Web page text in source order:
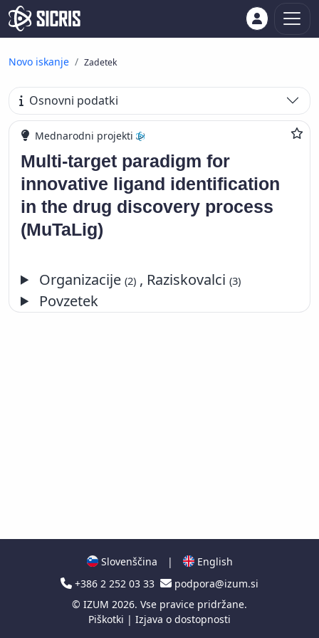
Novo iskanje Zadetek
Osnovni podatki
Mednarodni projekti
Multi-target paradigm for
innovative ligand identification
in the drug discovery process
(MuTaLig)
Organizacije(2) , Raziskovalci(3)
Povzetek
Slovenščina |
English
+386 2 252 03 33
podpora@izum.si
© IZUM 2026. Vse pravice pridržane.
Piškotki | Izjava o dostopnosti